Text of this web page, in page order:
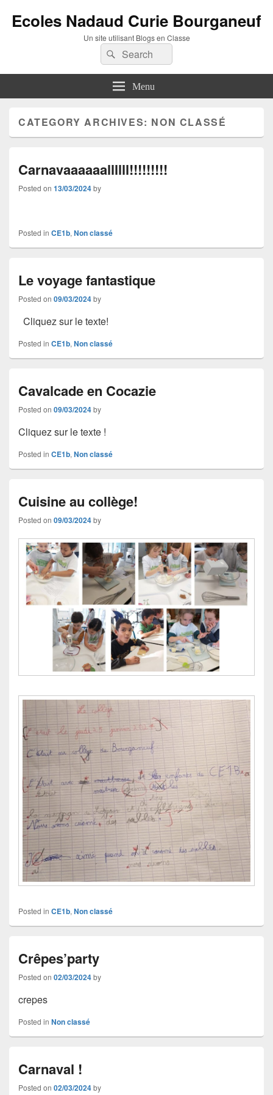
Ecoles Nadaud Curie Bourganeuf
Un site utilisant Blogs en Classe
Search
for:
Search
Menu
CATEGORY ARCHIVES: NON CLASSÉ
Carnavaaaaaallllll!!!!!!!!!
Posted on 13/03/2024by
Posted in CE1b, Non classé
Le voyage fantastique
Posted on 09/03/2024by
Cliquez sur le texte!
Posted in CE1b, Non classé
Cavalcade en Cocazie
Posted on 09/03/2024by
Cliquez sur le texte !
Posted in CE1b, Non classé
Cuisine au collège!
Posted on 09/03/2024by
Posted in CE1b, Non classé
Crêpes’party
Posted on 02/03/2024by
crepes
Posted in Non classé
Carnaval !
Posted on 02/03/2024by